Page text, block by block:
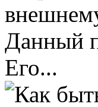
Данный
Его...